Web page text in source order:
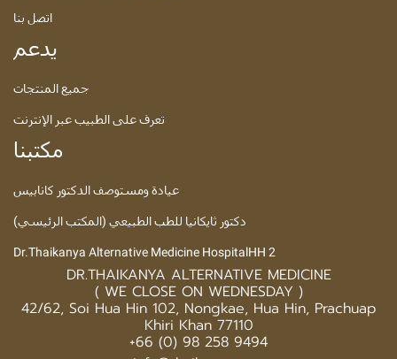
اتصل بنا
يدعم
جميع المنتجات
تعرف على الطبيب عبر الإنترنت
مكتبنا
عيادة ومستوصف الدكتور كانابيس
دكتور ثايكانيا للطب الطبيعي (المكتب الرئيسي)
Dr.Thaikanya Alternative Medicine HospitalHH 2
DR.THAIKANYA ALTERNATIVE MEDICINE
( WE CLOSE ON WEDNESDAY )
42/62, Soi Hua Hin 102, Nongkae, Hua Hin, Prachuap
Khiri Khan 77110
+66 (0) 98 258 9494